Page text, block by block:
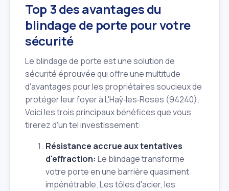
Top 3 des avantages du
blindage de porte pour votre
sécurité
Le blindage de porte est une solution de
sécurité éprouvée qui offre une multitude
d'avantages pour les propriétaires soucieux de
protéger leur foyer à L'Haÿ‑les‑Roses (94240).
Voici les trois principaux bénéfices que vous
tirerez d'un tel investissement:
Résistance accrue aux tentatives
d'effraction: Le blindage transforme
votre porte en une barrière quasiment
impénétrable. Les tôles d'acier, les